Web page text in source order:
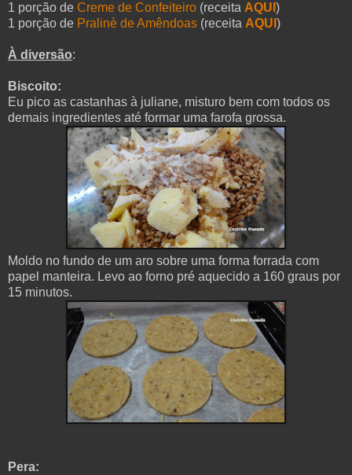
1 porção de Creme de Confeiteiro (receita AQUI )
1 porção de Pralinè de Amêndoas (receita AQUI )
À diversão:
Biscoito:
Eu pico as castanhas à juliane, misturo bem com todos os
demais ingredientes até formar uma farofa grossa.
Moldo no fundo de um aro sobre uma forma forrada com
papel manteira. Levo ao forno pré aquecido a 160 graus por
15 minutos.
Pera: